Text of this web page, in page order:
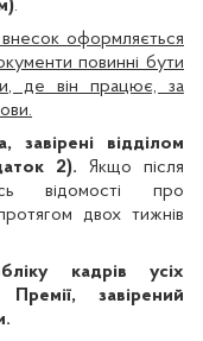
.
оформляється
повинні бути
, де він працює, за
завірені відділом
2). Якщо після
відомості про
двох тижнів
кадрів усіх
завірений